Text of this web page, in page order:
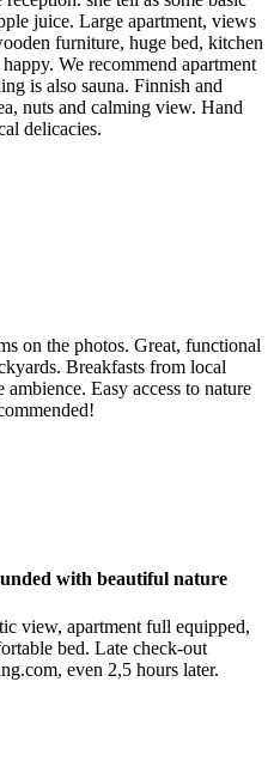
juice. Large apartment, views
furniture, huge bed, kitchen
We recommend apartment
is also sauna. Finnish and
nuts and calming view. Hand
delicacies.
on the photos. Great, functional
Breakfasts from local
ambience. Easy access to nature
with beautiful nature
view, apartment full equipped,
bed. Late check-out
even 2,5 hours later.